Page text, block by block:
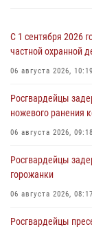
С 1 сентября 2026
частной охранной
06 августа 2026, 10:19
Росгвардейцы
ножевого ранения
06 августа 2026, 09:18
Росгвардейцы
горожанки
06 августа 2026, 08:17
Росгвардейцы